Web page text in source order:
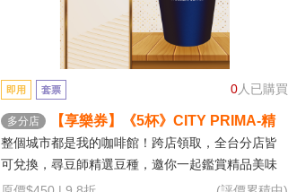
0人已購買
即用 套票
多分店
【享樂券】《5杯》CITY PRIMA-精
品拿鐵(中杯-熱)
整個城市都是我的咖啡館！跨店領取，全台分店皆
可兌換，尋豆師精選豆種，邀你一起鑑賞精品美味